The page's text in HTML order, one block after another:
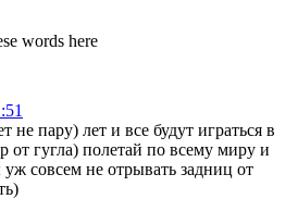
words here
пару) лет и все будут играться в
от гугла) полетай по всему миру и
совсем не отрывать задниц от